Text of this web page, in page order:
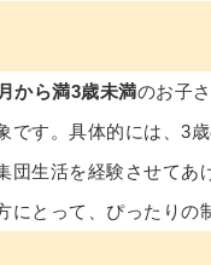
から満3歳未満のお子
です。具体的には、3
団生活を経験させて
とって、ぴったりの